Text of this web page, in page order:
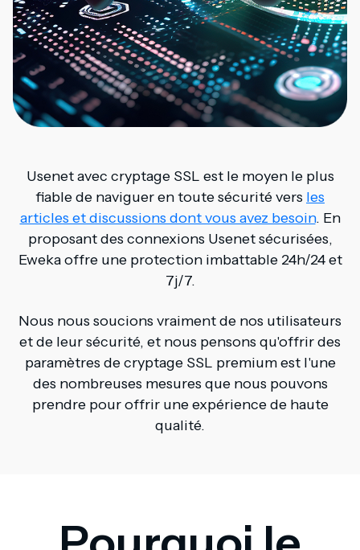
Usenet avec cryptage SSL est le moyen le plus
fiable de naviguer en toute sécurité vers les
articles et discussions dont vous avez besoin. En
proposant des connexions Usenet sécurisées,
Eweka offre une protection imbattable 24h/24 et
7j/7.
Nous nous soucions vraiment de nos utilisateurs
et de leur sécurité, et nous pensons qu'offrir des
paramètres de cryptage SSL premium est l'une
des nombreuses mesures que nous pouvons
prendre pour offrir une expérience de haute
qualité.